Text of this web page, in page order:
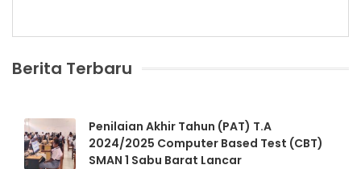
Berita Terbaru
Penilaian Akhir Tahun (PAT) T.A
2024/2025 Computer Based Test (CBT)
SMAN 1 Sabu Barat Lancar